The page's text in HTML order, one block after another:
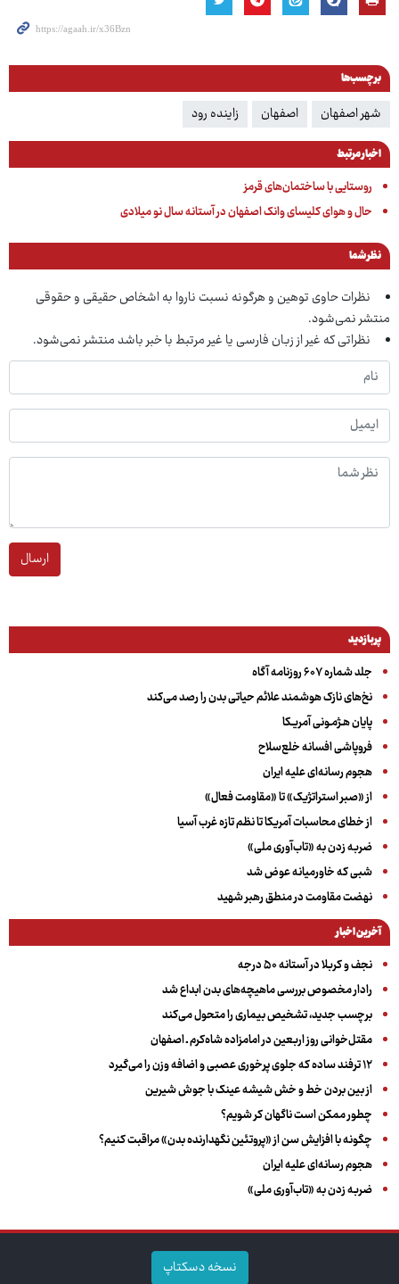
برچسب‌ها
شهر اصفهان اصفهان زاینده رود
اخبار مرتبط
روستایی با ساختمان‌های قرمز
حال و هوای کلیسای وانک اصفهان در آستانه سال نو میلادی
نظر شما
نظرات حاوی توهین و هرگونه نسبت ناروا به اشخاص حقیقی و حقوقی
منتشر نمی‌شود.
نظراتی که غیر از زبان فارسی یا غیر مرتبط با خبر باشد منتشر نمی‌شود.
ارسال
پربازدید
جلد شماره ۶۰۷ روزنامه آگاه
نخ‌های نازک هوشمند علائم حیاتی بدن را رصد می‌کند
پایان هـژمـونی آمریـکا
فروپاشی افسانه خلع‌سلاح
هجوم رسانه‌ای علیه ایران
از «صبر استراتژیک» تا «مقاومت فعال»
از خطای محاسبات آمریکا تا نظم تازه غرب آسیا
ضربه زدن به «تاب‌آوری ملی»
شبی که خاورمیانه عوض شد
نهضت مقاومت در منطق رهبر شهید
آخرین اخبار
نجف و کربلا در آستانه ۵۰ درجه
رادار مخصوص بررسی ماهیچه‌های بدن ابداع شد
برچسب جدید، تشخیص بیماری را متحول می‌کند
مقتل‌خوانی روز اربعین در امامزاده شاه‌کرم ـ اصفهان
۱۲ ترفند ساده که جلوی پرخوری عصبی و اضافه ‌وزن را می‌گیرد
از بین بردن خط و خش شیشه عینک با جوش شیرین
چطور ممکن است ناگهان کر شویم؟
چگونه با افزایش سن از «پروتئین نگهدارنده بدن» مراقبت کنیم؟
هجوم رسانه‌ای علیه ایران
ضربه زدن به «تاب‌آوری ملی»
نسخه دسکتاپ